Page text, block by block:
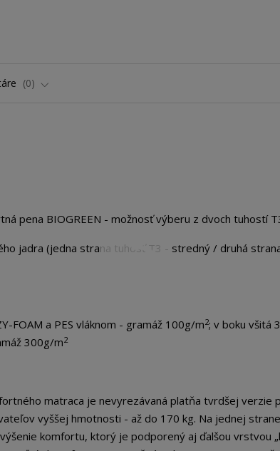
0
pena BIOGREEN - možnosť výberu z dvoch tuhostí
jadra (jedna strana tuhosť T3 - stredný / druhá
FOAM a PES vláknom - gramáž 100g/m2; v boku všitá
300g/m2
matraca je nevyrezávaná platňa tvrdšej verzie
vyššej hmotnosti - až do 170 kg. Na jednej
komfortu, ktorý je podporený aj ďalšou vrstvou